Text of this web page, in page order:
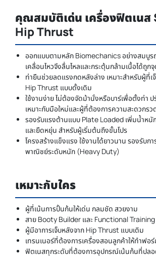
คุณสมบัติเด่น เครื่องฟิตเนส
Hip Thrust
ออกแบบตามหลัก Biomechanics อย่างสมบู
เคลื่อนไหวจึงลื่นไหลและกระตุ้นกล้ามเนื้อได้ถูก
ท่ายืนช่วยลดแรงกดหลังล่าง เหมาะสำหรับผู้ที่
Hip Thrust แบบดั้งเดิม
ใช้งานง่าย ไม่ต้องจัดม้านั่งหรือบาร์เพื่อตั้งท่า
เหมาะกับมือใหม่และผู้ที่ต้องการความสะดวกรว
รองรับแรงต้านแบบ Plate Loaded เพิ่มน้ำหนั
และยืดหยุ่น สำหรับผู้เริ่มต้นถึงขั้นโปร
โครงสร้างแข็งแรง ใช้งานได้ยาวนาน รองรับกา
พาณิชย์ระดับหนัก (Heavy Duty)
เหมาะกับใคร
ผู้ที่เน้นการปั้นก้นให้เด่น กลมชัด สวยงาม
สาย Booty Builder และ Functional Training
ผู้มีอาการเจ็บหลังจาก Hip Thrust แบบเดิม
เทรนเนอร์ที่ต้องการเครื่องสอนลูกค้าให้ทำฟอ
ฟิตเนสทุกระดับที่ต้องการอุปกรณ์เน้นก้นที่ปล